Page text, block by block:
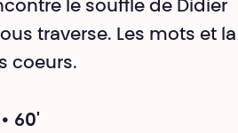
le souffle de Didier
traverse. Les mots et la
coeurs.
60'